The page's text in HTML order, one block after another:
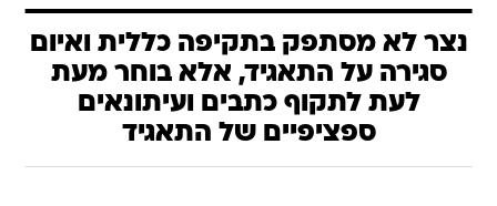
נצר לא מסתפק בתקיפה כללית ואיום
סגירה על התאגיד, אלא בוחר מעת
לעת לתקוף כתבים ועיתונאים
ספציפיים של התאגיד